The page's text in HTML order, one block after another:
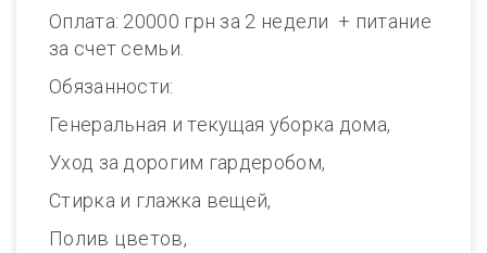
Оплата: 20000 грн за 2 недели + питание
за счет семьи.
Обязанности:
Генеральная и текущая уборка дома,
Уход за дорогим гардеробом,
Стирка и глажка вещей,
Полив цветов,